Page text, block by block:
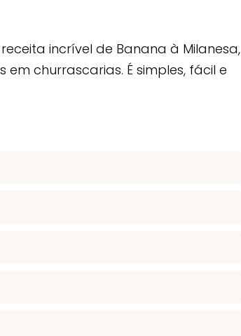
incrível de Banana à Milanesa,
churrascarias. É simples, fácil e